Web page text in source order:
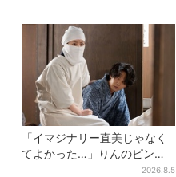
「イマジナリー直美じゃなく
てよかった…」りんのピンチ
に駆けつける直美、ベストな
2026.8.5